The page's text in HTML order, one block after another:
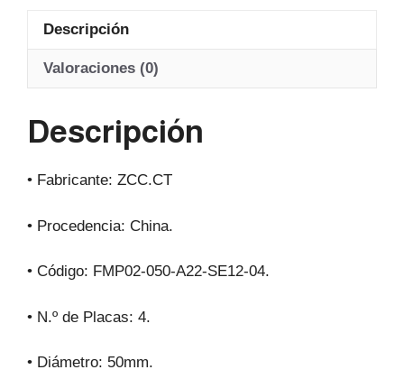
at
s
A
p
c
e
b
o
gr
a
Descripción
Valoraciones (0)
Descripción
• Fabricante: ZCC.CT
• Procedencia: China.
• Código: FMP02-050-A22-SE12-04.
• N.º de Placas: 4.
• Diámetro: 50mm.